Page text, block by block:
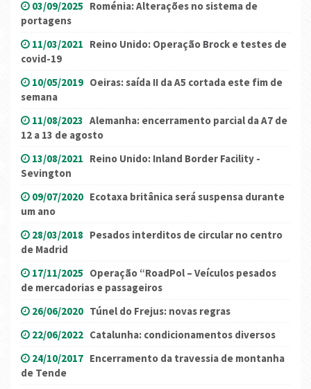
03/09/2025 Roménia: Alterações no sistema de
portagens
11/03/2021 Reino Unido: Operação Brock e testes de
covid-19
10/05/2019 Oeiras: saída II da A5 cortada este fim de
semana
11/08/2023 Alemanha: encerramento parcial da A7 de
12 a 13 de agosto
13/08/2021 Reino Unido: Inland Border Facility -
Sevington
09/07/2020 Ecotaxa britânica será suspensa durante
um ano
28/03/2018 Pesados interditos de circular no centro
de Madrid
17/11/2025 Operação “RoadPol – Veículos pesados
de mercadorias e passageiros
26/06/2020 Túnel do Frejus: novas regras
22/06/2022 Catalunha: condicionamentos diversos
24/10/2017 Encerramento da travessia de montanha
de Tende